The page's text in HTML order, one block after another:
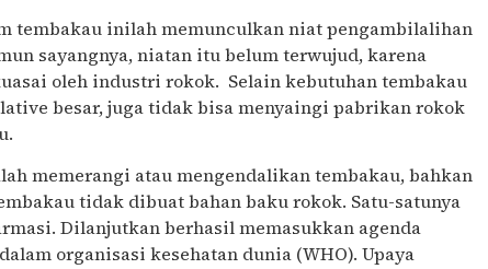
tembakau inilah memunculkan niat pengambilalihan
sayangnya, niatan itu belum terwujud, karena
oleh industri rokok. Selain kebutuhan tembakau
besar, juga tidak bisa menyaingi pabrikan rokok
memerangi atau mengendalikan tembakau, bahkan
tidak dibuat bahan baku rokok. Satu-satunya
Dilanjutkan berhasil memasukkan agenda
organisasi kesehatan dunia (WHO). Upaya